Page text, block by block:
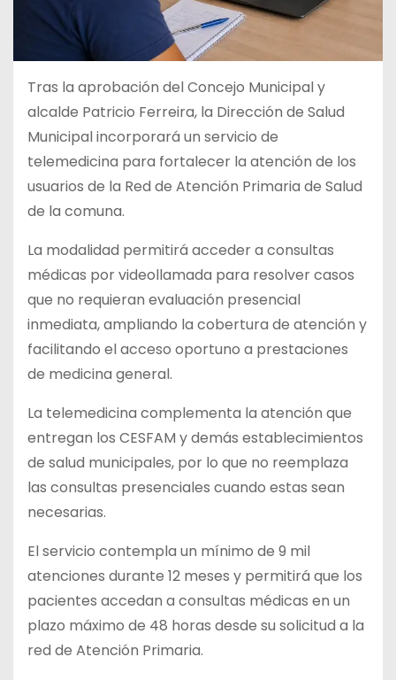
Tras la aprobación del Concejo Municipal y
alcalde Patricio Ferreira, la Dirección de Salud
Municipal incorporará un servicio de
telemedicina para fortalecer la atención de los
usuarios de la Red de Atención Primaria de Salud
de la comuna.
La modalidad permitirá acceder a consultas
médicas por videollamada para resolver casos
que no requieran evaluación presencial
inmediata, ampliando la cobertura de atención y
facilitando el acceso oportuno a prestaciones
de medicina general.
La telemedicina complementa la atención que
entregan los CESFAM y demás establecimientos
de salud municipales, por lo que no reemplaza
las consultas presenciales cuando estas sean
necesarias.
El servicio contempla un mínimo de 9 mil
atenciones durante 12 meses y permitirá que los
pacientes accedan a consultas médicas en un
plazo máximo de 48 horas desde su solicitud a la
red de Atención Primaria.